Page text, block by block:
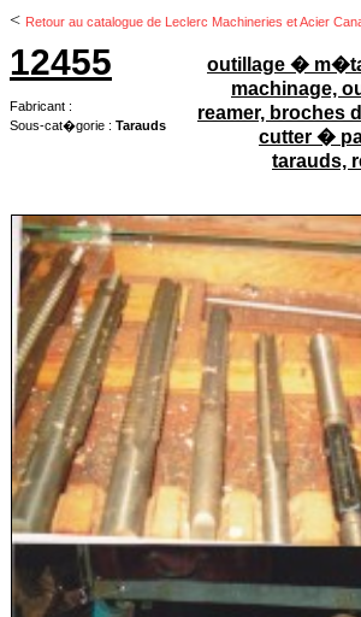
< Retour au catalogue de Leclerc Machineries et Acier
12455
Fabricant :
Sous-cat�gorie : Tarauds
outillage �
machinage,
reamer, broches
cutter �
tarauds,